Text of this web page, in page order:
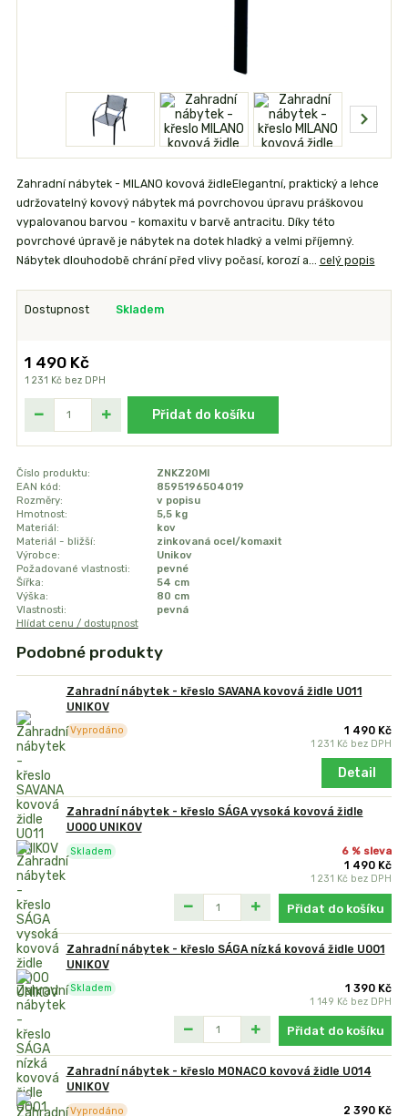
Zahradní nábytek - MILANO kovová židleElegantní, praktický a lehce
udržovatelný kovový nábytek má povrchovou úpravu práškovou
vypalovanou barvou - komaxitu v barvě antracitu. Díky této
povrchové úpravě je nábytek na dotek hladký a velmi příjemný.
Nábytek dlouhodobě chrání před vlivy počasí, korozí a... celý popis
Dostupnost Skladem
1 490 Kč
1 231 Kč bez DPH
Přidat do košíku
Číslo produktu:
ZNKZ20MI
EAN kód:
8595196504019
Rozměry:
v popisu
Hmotnost:
5,5 kg
Materiál:
kov
Materiál - bližší:
zinkovaná ocel/komaxit
Výrobce:
Unikov
Požadované vlastnosti:
pevné
Šířka:
54 cm
Výška:
80 cm
Vlastnosti:
pevná
Hlídat cenu / dostupnost
Podobné produkty
Zahradní nábytek - křeslo SAVANA kovová židle U011
UNIKOV
1 490 Kč
1 231 Kč bez DPH
Vyprodáno
Detail
Zahradní nábytek - křeslo SÁGA vysoká kovová židle
U000 UNIKOV
6 % sleva
1 490 Kč
1 231 Kč bez DPH
Skladem
Přidat do košíku
Zahradní nábytek - křeslo SÁGA nízká kovová židle U001
UNIKOV
1 390 Kč
1 149 Kč bez DPH
Skladem
Přidat do košíku
Zahradní nábytek - křeslo MONACO kovová židle U014
UNIKOV
2 390 Kč
Vyprodáno